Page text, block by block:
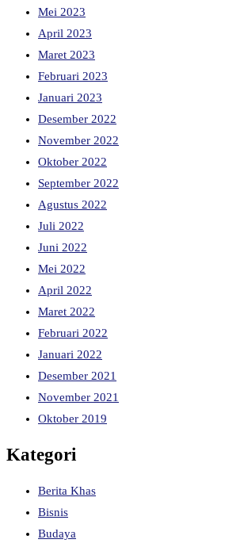
Mei 2023
April 2023
Maret 2023
Februari 2023
Januari 2023
Desember 2022
November 2022
Oktober 2022
September 2022
Agustus 2022
Juli 2022
Juni 2022
Mei 2022
April 2022
Maret 2022
Februari 2022
Januari 2022
Desember 2021
November 2021
Oktober 2019
Kategori
Berita Khas
Bisnis
Budaya